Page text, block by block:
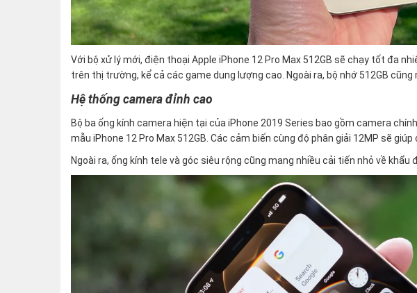
Với bộ xử lý mới, điện thoại Apple iPhone 12 Pro Max 512GB sẽ chạy tốt đa
trên thị trường, kể cả các game dung lượng cao. Ngoài ra, bộ nhớ 512GB
Hệ thống camera đỉnh cao
Bộ ba ống kính camera hiện tại của iPhone 2019 Series bao gồm camera
mẫu iPhone 12 Pro Max 512GB. Các cảm biến cùng độ phân giải 12MP sẽ
Ngoài ra, ống kính tele và góc siêu rộng cũng mang nhiều cải tiến nhỏ về